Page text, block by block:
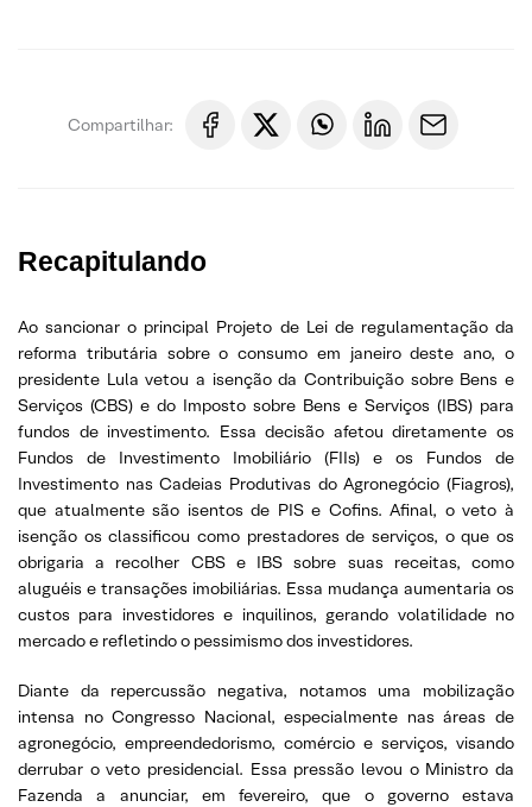
Compartilhar:
Recapitulando
Ao sancionar o principal Projeto de Lei de regulamentação da
reforma tributária sobre o consumo em janeiro deste ano, o
presidente Lula vetou a isenção da Contribuição sobre Bens e
Serviços (CBS) e do Imposto sobre Bens e Serviços (IBS) para
fundos de investimento. Essa decisão afetou diretamente os
Fundos de Investimento Imobiliário (FIIs) e os Fundos de
Investimento nas Cadeias Produtivas do Agronegócio (Fiagros),
que atualmente são isentos de PIS e Cofins. Afinal, o veto à
isenção os classificou como prestadores de serviços, o que os
obrigaria a recolher CBS e IBS sobre suas receitas, como
aluguéis e transações imobiliárias. Essa mudança aumentaria os
custos para investidores e inquilinos, gerando volatilidade no
mercado e refletindo o pessimismo dos investidores.
Diante da repercussão negativa, notamos uma mobilização
intensa no Congresso Nacional, especialmente nas áreas de
agronegócio, empreendedorismo, comércio e serviços, visando
derrubar o veto presidencial. Essa pressão levou o Ministro da
Fazenda a anunciar, em fevereiro, que o governo estava